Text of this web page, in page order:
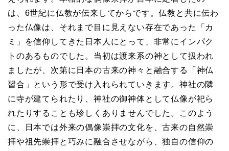
は、6世紀に仏教が伝来してからです。仏教と共に伝わ
った仏像は、それまで目に見えない存在であった「カ
ミ」を信仰してきた日本人にとって、非常にインパク
トのあるものでした。当初は渡来系の神として扱われ
ましたが、次第に日本の古来の神々と融合する「神仏
習合」という形で受け入れられていきます。神社の隣
に寺が建てられたり、神社の御神体として仏像が祀ら
れたりすることも珍しくありませんでした。このよう
に、日本では外来の偶像崇拝の文化を、古来の自然崇
拝や祖先崇拝と巧みに融合させながら、独自の信仰の